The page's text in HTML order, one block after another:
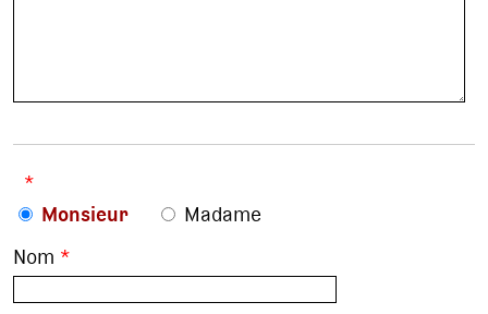
*
Monsieur
Madame
Nom *